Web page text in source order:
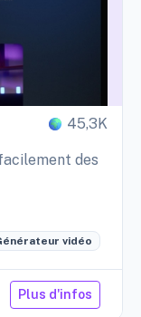
45,3K
des
vidéo
Plus d'infos